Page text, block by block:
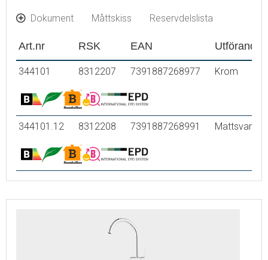
Dokument Måttskiss Reservdelslista
Art.nr RSK EAN Utförande
344101 8312207 7391887268977 Krom
344101.12 8312208 7391887268991 Mattsvart